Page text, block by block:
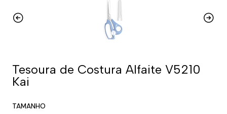
Tesoura de Costura Alfaite V5210
Kai
TAMANHO